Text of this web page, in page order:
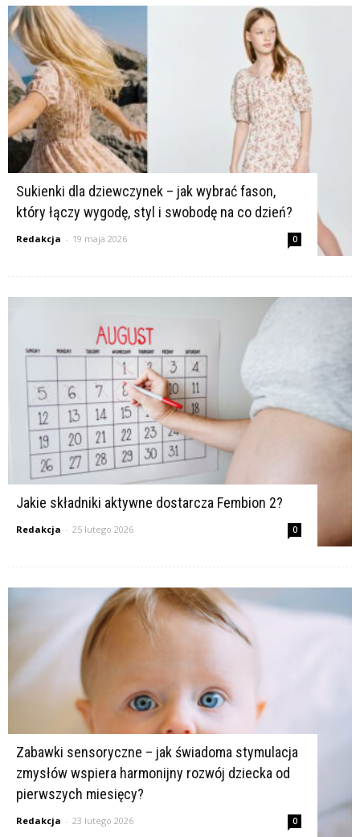
Sukienki dla dziewczynek – jak wybrać fason,
który łączy wygodę, styl i swobodę na co dzień?
Redakcja - 19 maja 2026 0
Jakie składniki aktywne dostarcza Fembion 2?
Redakcja - 25 lutego 2026 0
Zabawki sensoryczne – jak świadoma stymulacja
zmysłów wspiera harmonijny rozwój dziecka od
pierwszych miesięcy?
Redakcja - 23 lutego 2026 0